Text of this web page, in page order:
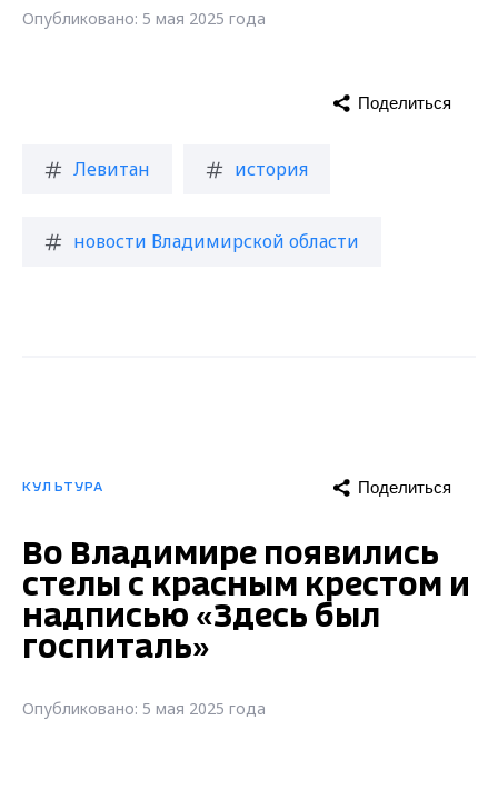
Опубликовано: 5 мая 2025 года
Левитан история
новости Владимирской области
Поделиться
КУЛЬТУРА Поделиться
Во Владимире появились
стелы с красным крестом и
надписью «Здесь был
госпиталь»
Опубликовано: 5 мая 2025 года